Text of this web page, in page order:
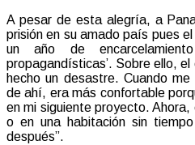
A pesar de esta alegría, a
prisión en su amado país pues
un año de
propagandísticas’. Sobre ello,
hecho un desastre. Cuando
de ahí, era más confortable
en mi siguiente proyecto.
o en una habitación sin
después”.